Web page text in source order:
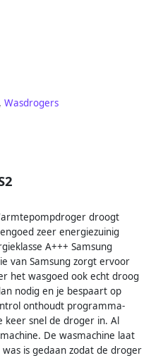
, Wasdrogers
droogt
zeer energiezuinig
A+++ Samsung
van Samsung zorgt ervoor
het wasgoed ook echt droog
nodig en je bespaart op
onthoudt programma-
keer snel de droger in. Al
De wasmachine laat
is gedaan zodat de droger